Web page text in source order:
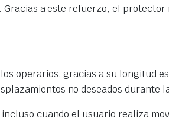
a este refuerzo, el
los operarios, gracias a su longitud
no deseados durante
cuando el usuario realiza